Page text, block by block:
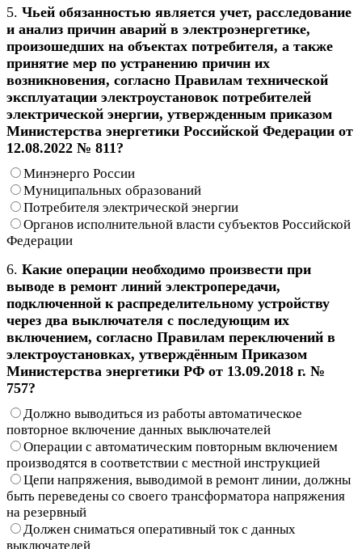
5. Чьей обязанностью является учет, расследование
и анализ причин аварий в электроэнергетике,
произошедших на объектах потребителя, а также
принятие мер по устранению причин их
возникновения, согласно Правилам технической
эксплуатации электроустановок потребителей
электрической энергии, утвержденным приказом
Министерства энергетики Российской Федерации от
12.08.2022 № 811?
Минэнерго России
Муниципальных образований
Потребителя электрической энергии
Органов исполнительной власти субъектов Российской
Федерации
6. Какие операции необходимо произвести при
выводе в ремонт линий электропередачи,
подключенной к распределительному устройству
через два выключателя с последующим их
включением, согласно Правилам переключений в
электроустановках, утверждённым Приказом
Министерства энергетики РФ от 13.09.2018 г. №
757?
Должно выводиться из работы автоматическое
повторное включение данных выключателей
Операции с автоматическим повторным включением
производятся в соответствии с местной инструкцией
Цепи напряжения, выводимой в ремонт линии, должны
быть переведены со своего трансформатора напряжения
на резервный
Должен сниматься оперативный ток с данных
выключателей